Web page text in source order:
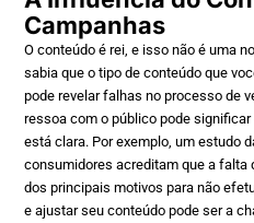
Campanhas
O conteúdo é rei, e isso não é uma
sabia que o tipo de conteúdo que
pode revelar falhas no processo de
ressoa com o público pode
está clara. Por exemplo, um estudo
consumidores acreditam que a falta
dos principais motivos para não
e ajustar seu conteúdo pode ser a